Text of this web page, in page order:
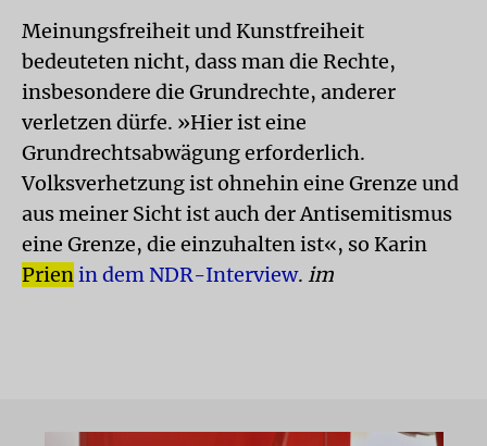
Meinungsfreiheit und Kunstfreiheit
bedeuteten nicht, dass man die Rechte,
insbesondere die Grundrechte, anderer
verletzen dürfe. »Hier ist eine
Grundrechtsabwägung erforderlich.
Volksverhetzung ist ohnehin eine Grenze und
aus meiner Sicht ist auch der Antisemitismus
eine Grenze, die einzuhalten ist«, so Karin
Prienin dem NDR-Interview. im